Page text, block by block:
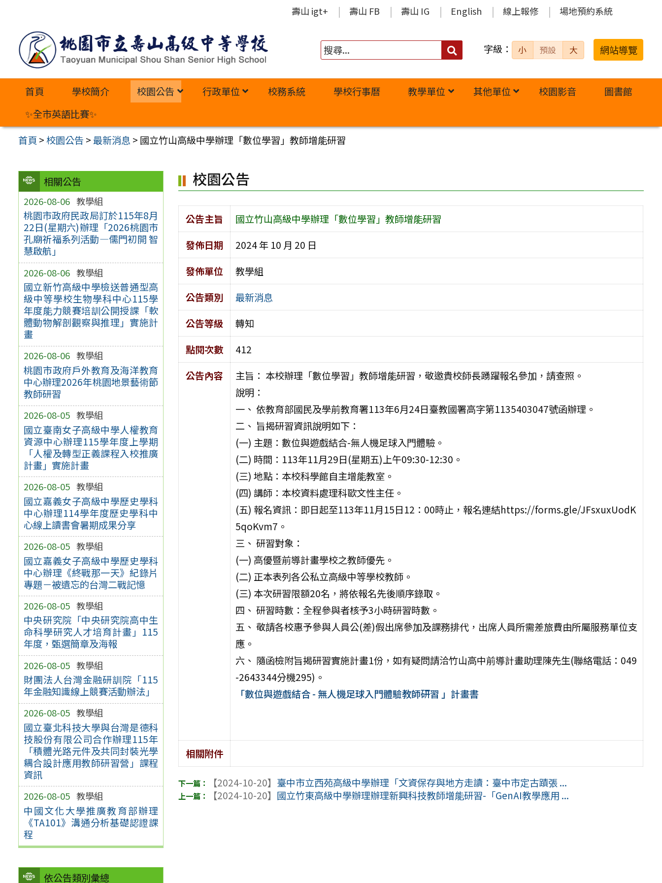
內
壽山 igt+ 壽山 FB 壽山 IG English 線上報修 場地預約系統
搜
字級： 小 預設 大 網站導覽
首頁 學校簡介 校園公告 行政單位 校務系統 學校行事曆 教學單位 其他單位 校園影音
圖書館
✨全市英語比賽✨
首頁 >校園公告 >最新消息 > 國立竹山高級中學辦理「數位學習」教師增能研習
相關公告
2026-08-06 教學組
桃園市政府民政局訂於115年8月
22日(星期六)辦理「2026桃園市
孔廟祈福系列活動—儒門初開 智
慧啟航」
2026-08-06 教學組
國立新竹高級中學檢送普通型高
級中等學校生物學科中心115學
年度能力競賽培訓公開授課「軟
體動物解剖觀察與推理」實施計
畫
2026-08-06 教學組
桃園市政府戶外教育及海洋教育
中心辦理2026年桃園地景藝術節
教師研習
2026-08-05 教學組
國立臺南女子高級中學人權教育
資源中心辦理115學年度上學期
「人權及轉型正義課程入校推廣
計畫」實施計畫
2026-08-05 教學組
國立嘉義女子高級中學歷史學科
中心辦理114學年度歷史學科中
心線上讀書會暑期成果分享
2026-08-05 教學組
國立嘉義女子高級中學歷史學科
中心辦理《終戰那一天》紀錄片
專題－被遺忘的台灣二戰記憶
2026-08-05 教學組
中央研究院「中央研究院高中生
命科學研究人才培育計畫」115
年度，甄選簡章及海報
2026-08-05 教學組
財團法人台灣金融研訓院「115
年金融知識線上競賽活動辦法」
2026-08-05 教學組
國立臺北科技大學與台灣是德科
技股份有限公司合作辦理115年
「積體光路元件及共同封裝光學
耦合設計應用教師研習營」課程
資訊
2026-08-05 教學組
中國文化大學推廣教育部辦理
《TA101》溝通分析基礎認證課
程
依公告類別彙總
校園公告
公告主旨
國立竹山高級中學辦理「數位學習」教師增能研習
發佈日期
2024 年 10 月 20 日
發佈單位
教學組
公告類別
最新消息
公告等級
轉知
點閱次數
412
公告內容
主旨： 本校辦理「數位學習」教師增能研習，敬邀貴校師長踴躍報名參加，請查照。
說明：
一、 依教育部國民及學前教育署113年6月24日臺教國署高字第1135403047號函辦理。
二、 旨揭研習資訊說明如下：
(一) 主題：數位與遊戲結合-無人機足球入門體驗。
(二) 時間：113年11月29日(星期五)上午09:30-12:30。
(三) 地點：本校科學館自主增能教室。
(四) 講師：本校資料處理科歐文性主任。
(五) 報名資訊：即日起至113年11月15日12：00時止，報名連結https://forms.gle/JFsxuxUodK
5qoKvm7。
三、 研習對象：
(一) 高優暨前導計畫學校之教師優先。
(二) 正本表列各公私立高級中等學校教師。
(三) 本次研習限額20名，將依報名先後順序錄取。
四、 研習時數：全程參與者核予3小時研習時數。
五、 敬請各校惠予參與人員公(差)假出席參加及課務排代，出席人員所需差旅費由所屬服務單位支
應。
六、 隨函檢附旨揭研習實施計畫1份，如有疑問請洽竹山高中前導計畫助理陳先生(聯絡電話：049
-2643344分機295)。
「數位與遊戲結合 - 無人機足球入門體驗教師研習 」計畫書
相關附件
【2024-10-20】 臺中市立西苑高級中學辦理「文資保存與地方走讀：臺中市定古蹟張 ...
【2024-10-20】 國立竹東高級中學辦理辦理新興科技教師增能研習-「GenAI教學應用 ...